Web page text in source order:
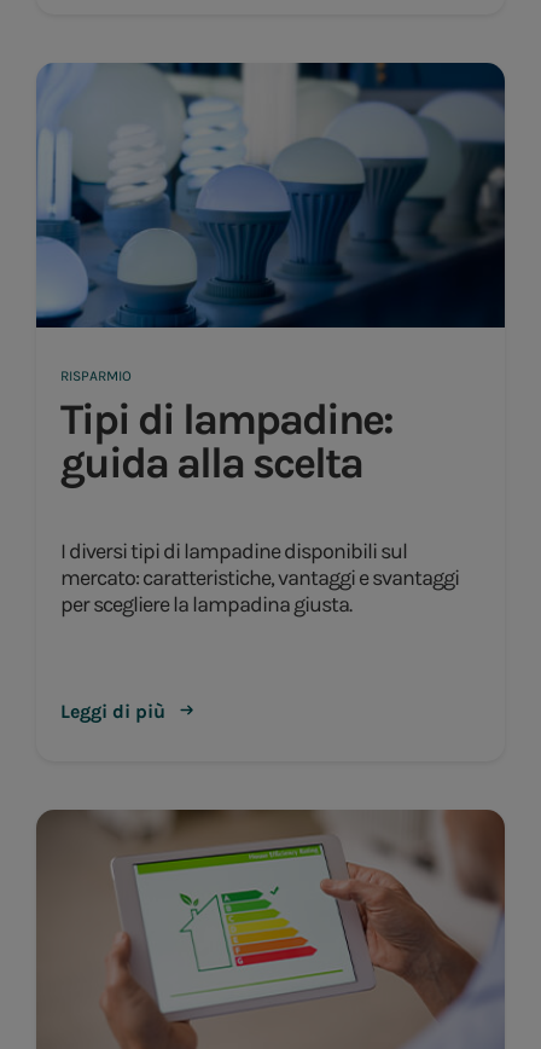
RISPARMIO
Tipi di lampadine:
guida alla scelta
I diversi tipi di lampadine disponibili sul
mercato: caratteristiche, vantaggi e svantaggi
per scegliere la lampadina giusta.
Leggi di più